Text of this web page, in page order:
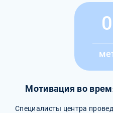
Мотивация во
Специалисты центра